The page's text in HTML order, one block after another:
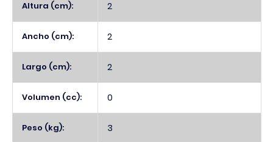
Altura (cm): 2
Ancho (cm): 2
Largo (cm): 2
Volumen (cc): 0
Peso (kg): 3